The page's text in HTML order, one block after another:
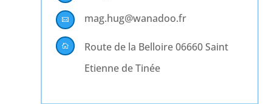
 mag.hug@wanadoo.fr

Route de la Belloire 06660 Saint
Etienne de Tinée